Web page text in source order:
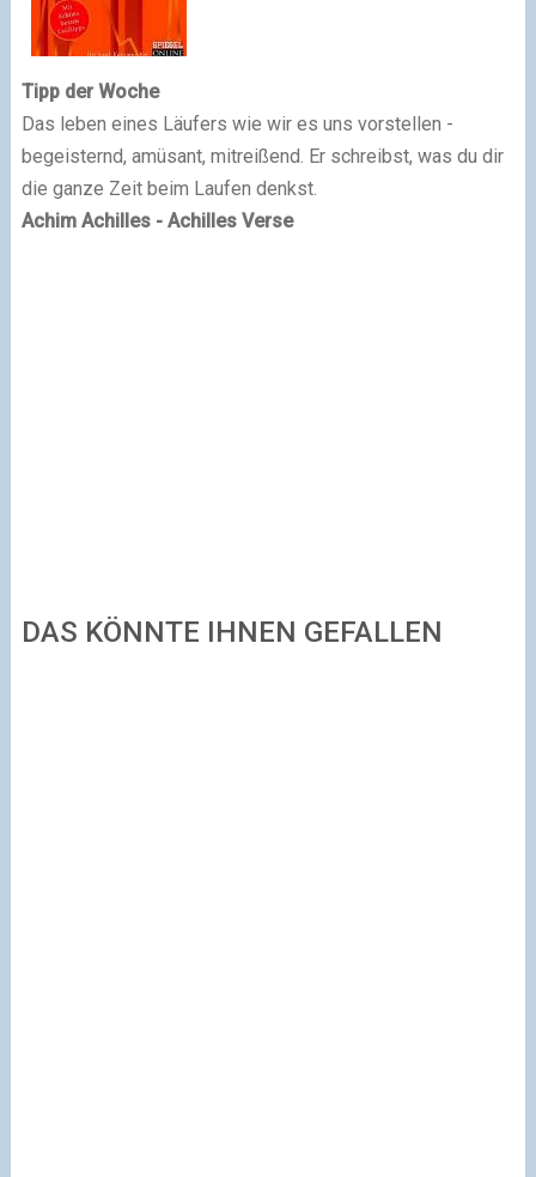
Tipp der Woche
Das leben eines Läufers wie wir es uns vorstellen -
begeisternd, amüsant, mitreißend. Er schreibst, was du dir
die ganze Zeit beim Laufen denkst.
Achim Achilles - Achilles Verse
DAS KÖNNTE IHNEN GEFALLEN